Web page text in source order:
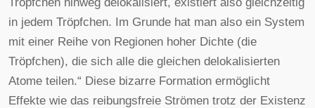
in jedem Tröpfchen. Im Grunde hat man also ein System
mit einer Reihe von Regionen hoher Dichte (die
Tröpfchen), die sich alle die gleichen delokalisierten
Atome teilen.“ Diese bizarre Formation ermöglicht
Effekte wie das reibungsfreie Strömen trotz der Existenz